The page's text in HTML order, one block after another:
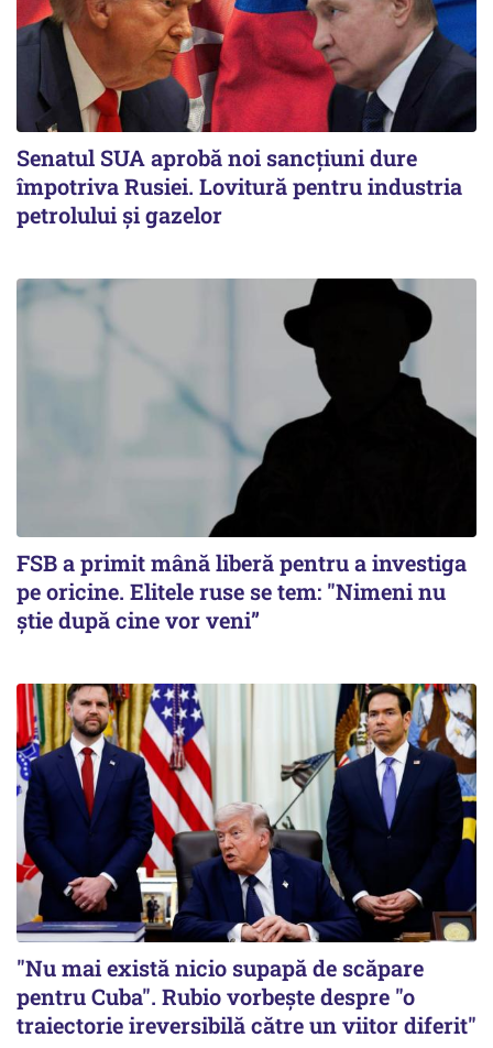
Senatul SUA aprobă noi sancțiuni dure
împotriva Rusiei. Lovitură pentru industria
petrolului și gazelor
FSB a primit mână liberă pentru a investiga
pe oricine. Elitele ruse se tem: "Nimeni nu
știe după cine vor veni”
"Nu mai există nicio supapă de scăpare
pentru Cuba". Rubio vorbește despre "o
traiectorie ireversibilă către un viitor diferit"